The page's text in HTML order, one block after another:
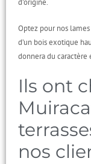
d’origine.
Optez pour nos
d’un bois exotique
donnera du
Ils ont
nos